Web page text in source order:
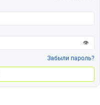
👁
Забыли пароль?